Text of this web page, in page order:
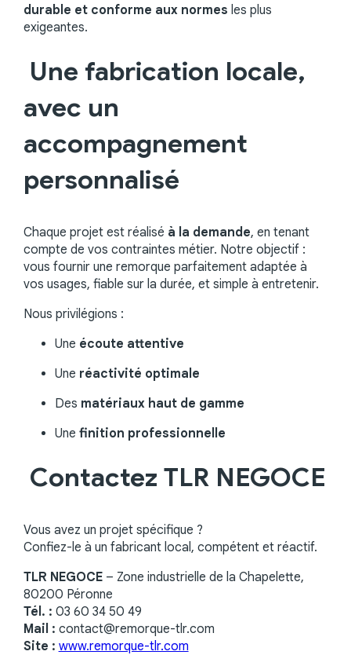
durable et conforme aux normes les plus
exigeantes.
Une fabrication locale,
avec un
accompagnement
personnalisé
Chaque projet est réalisé à la demande, en tenant
compte de vos contraintes métier. Notre objectif :
vous fournir une remorque parfaitement adaptée à
vos usages, fiable sur la durée, et simple à entretenir.
Nous privilégions :
Une écoute attentive
Une réactivité optimale
Des matériaux haut de gamme
Une finition professionnelle
Contactez TLR NEGOCE
Vous avez un projet spécifique ?
Confiez-le à un fabricant local, compétent et réactif.
TLR NEGOCE– Zone industrielle de la Chapelette,
80200 Péronne
Tél. : 03 60 34 50 49
Mail : contact@remorque-tlr.com
Site : www.remorque-tlr.com